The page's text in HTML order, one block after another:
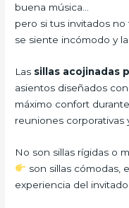
buena música…
pero si tus invitados no
se siente incómodo y
Las sillas acojinadas
asientos diseñados
máximo confort
reuniones corporativas
No son sillas rígidas o
son sillas cómodas,
experiencia del